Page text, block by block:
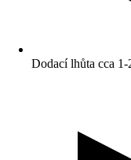
Dodací lhůta cca